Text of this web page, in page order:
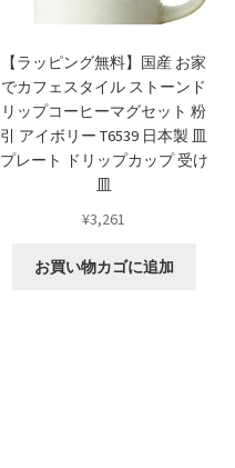
【ラッピング無料】国産 お家
でカフェスタイル ストーンド
リップコーヒーマグセット 粉
引 アイボリー T6539 日本製 皿
プレート ドリップカップ 受け
皿
¥3,261
お買い物カゴに追加